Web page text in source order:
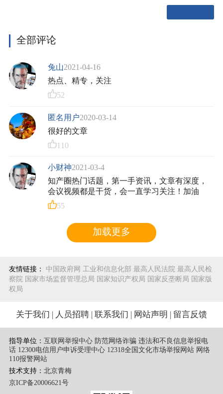
全部评论
兔山2021-04-16
热点、精专，关注
52
匿名用户2020-03-14
很好的文章
110
小财神2021-03-4
知产圈热门话题，第一手资讯，文章有深度，
会议视频都是干货，会一直学习关注！加油
55
加载更多
友情链接： 中国政府网 工业和信息化部 最高人民法院 最高人民检
察院 国家市场监督管理总局 国家知识产权局 国家反垄断局 国家版
权局
关于我们 人员招聘 联系我们 网站声明 留言反馈
指导单位： 互联网举报中心 防范网络诈骗 违法和不良信息举报电
话 12300电信用户申诉受理中心 12318全国文化市场举报网站 网络
110报警网站
技术支持： 北京青梅
京ICP备20006621号